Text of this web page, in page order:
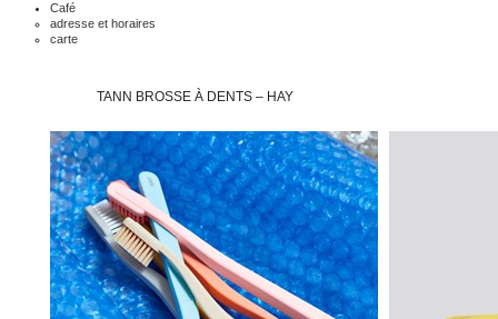
Café
adresse et horaires
carte
TANN BROSSE À DENTS – HAY